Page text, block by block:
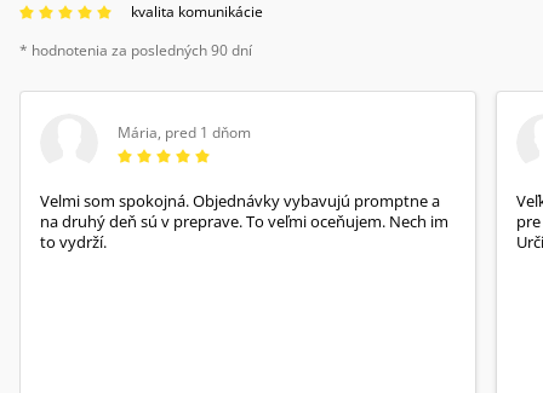
kvalita komunikácie
* hodnotenia za posledných 90 dní
Mária, pred 1 dňom
Velmi som spokojná. Objednávky vybavujú promptne a
na druhý deň sú v preprave. To veľmi oceňujem. Nech im
to vydrží.